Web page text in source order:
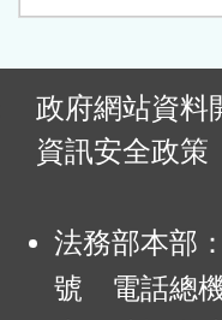
政府網站資料
資訊安全政策
法務部本部
號 電話總機